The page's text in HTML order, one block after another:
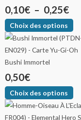
0,10€ – 0,25€
Choix des options
Bushi Immortel
0,50€
Choix des options